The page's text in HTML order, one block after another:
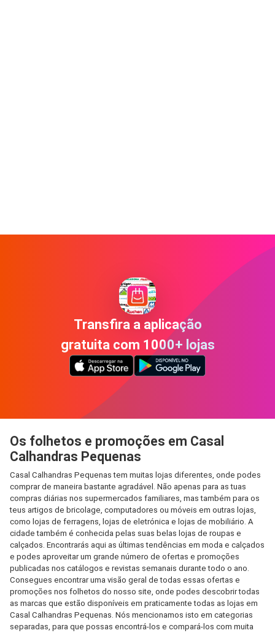
Transfira a aplicação
gratuita com 1000+ lojas
Os folhetos e promoções em Casal
Calhandras Pequenas
Casal Calhandras Pequenas tem muitas lojas diferentes, onde podes
comprar de maneira bastante agradável. Não apenas para as tuas
compras diárias nos supermercados familiares, mas também para os
teus artigos de bricolage, computadores ou móveis em outras lojas,
como lojas de ferragens, lojas de eletrónica e lojas de mobiliário. A
cidade também é conhecida pelas suas belas lojas de roupas e
calçados. Encontrarás aqui as últimas tendências em moda e calçados
e podes aproveitar um grande número de ofertas e promoções
publicadas nos catálogos e revistas semanais durante todo o ano.
Consegues encontrar uma visão geral de todas essas ofertas e
promoções nos folhetos do nosso site, onde podes descobrir todas
as marcas que estão disponíveis em praticamente todas as lojas em
Casal Calhandras Pequenas. Nós mencionamos isto em categorias
separadas, para que possas encontrá-los e compará-los com muita